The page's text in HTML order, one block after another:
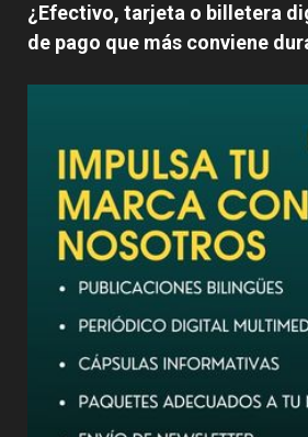
¿Efectivo, tarjeta o billetera
de pago que más conviene